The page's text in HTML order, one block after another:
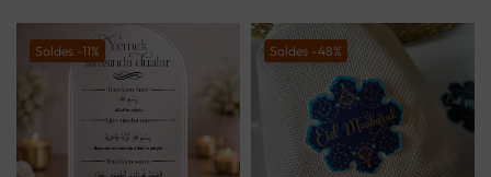
Soldes -11% Soldes -48%